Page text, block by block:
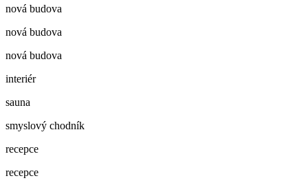
nová budova
nová budova
nová budova
interiér
sauna
smyslový chodník
recepce
recepce